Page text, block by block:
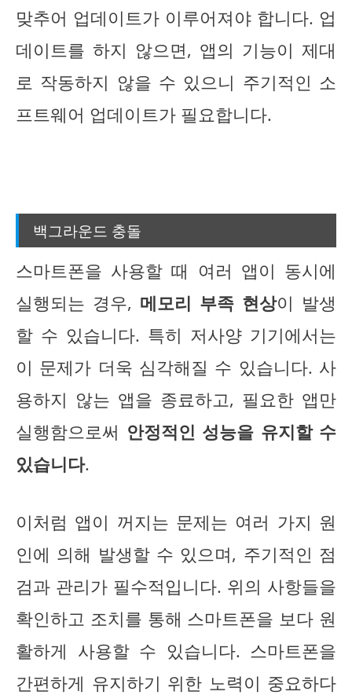
맞추어 업데이트가 이루어져야 합니다. 업
데이트를 하지 않으면, 앱의 기능이 제대
로 작동하지 않을 수 있으니 주기적인 소
프트웨어 업데이트가 필요합니다.
백그라운드 충돌
스마트폰을 사용할 때 여러 앱이 동시에
실행되는 경우, 메모리 부족 현상이 발생
할 수 있습니다. 특히 저사양 기기에서는
이 문제가 더욱 심각해질 수 있습니다. 사
용하지 않는 앱을 종료하고, 필요한 앱만
실행함으로써 안정적인 성능을 유지할 수
있습니다.
이처럼 앱이 꺼지는 문제는 여러 가지 원
인에 의해 발생할 수 있으며, 주기적인 점
검과 관리가 필수적입니다. 위의 사항들을
확인하고 조치를 통해 스마트폰을 보다 원
활하게 사용할 수 있습니다. 스마트폰을
간편하게 유지하기 위한 노력이 중요하다